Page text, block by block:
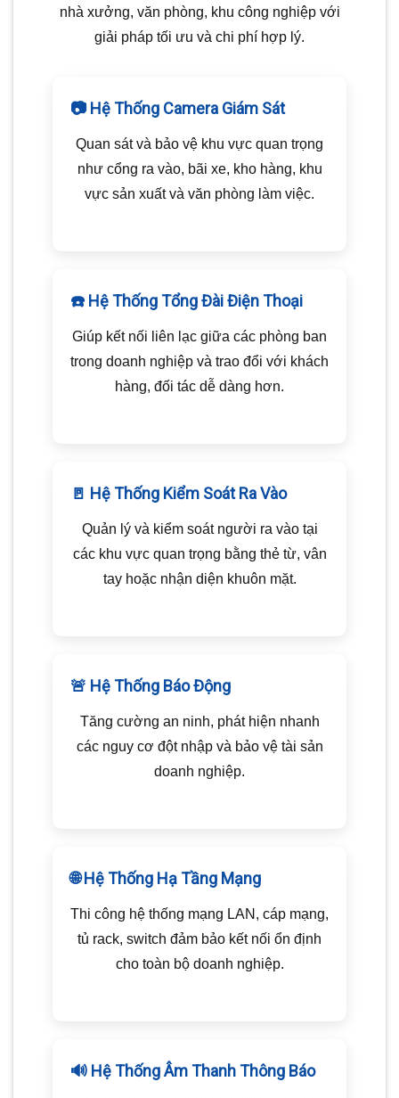
nhà xưởng, văn phòng, khu công nghiệp với
giải pháp tối ưu và chi phí hợp lý.
📷 Hệ Thống Camera Giám Sát
Quan sát và bảo vệ khu vực quan trọng
như cổng ra vào, bãi xe, kho hàng, khu
vực sản xuất và văn phòng làm việc.
☎️ Hệ Thống Tổng Đài Điện Thoại
Giúp kết nối liên lạc giữa các phòng ban
trong doanh nghiệp và trao đổi với khách
hàng, đối tác dễ dàng hơn.
🚪 Hệ Thống Kiểm Soát Ra Vào
Quản lý và kiểm soát người ra vào tại
các khu vực quan trọng bằng thẻ từ, vân
tay hoặc nhận diện khuôn mặt.
🚨 Hệ Thống Báo Động
Tăng cường an ninh, phát hiện nhanh
các nguy cơ đột nhập và bảo vệ tài sản
doanh nghiệp.
🌐 Hệ Thống Hạ Tầng Mạng
Thi công hệ thống mạng LAN, cáp mạng,
tủ rack, switch đảm bảo kết nối ổn định
cho toàn bộ doanh nghiệp.
🔊 Hệ Thống Âm Thanh Thông Báo